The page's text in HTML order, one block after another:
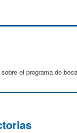
el programa de